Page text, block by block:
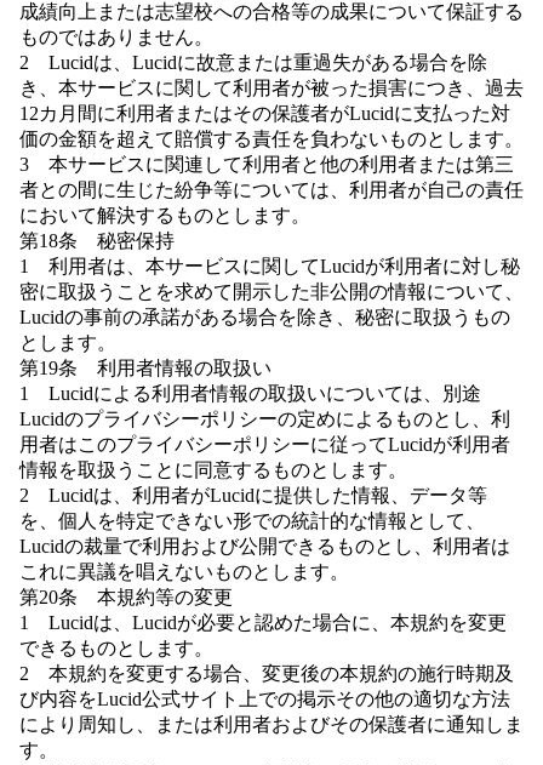
成績向上または志望校への合格等の成果について保証する
ものではありません。
2 Lucidは、Lucidに故意または重過失がある場合を除
き、本サービスに関して利用者が被った損害につき、過去
12カ月間に利用者またはその保護者がLucidに支払った対
価の金額を超えて賠償する責任を負わないものとします。
3 本サービスに関連して利用者と他の利用者または第三
者との間に生じた紛争等については、利用者が自己の責任
において解決するものとします。
第18条 秘密保持
1 利用者は、本サービスに関してLucidが利用者に対し秘
密に取扱うことを求めて開示した非公開の情報について、
Lucidの事前の承諾がある場合を除き、秘密に取扱うもの
とします。
第19条 利用者情報の取扱い
1 Lucidによる利用者情報の取扱いについては、別途
Lucidのプライバシーポリシーの定めによるものとし、利
用者はこのプライバシーポリシーに従ってLucidが利用者
情報を取扱うことに同意するものとします。
2 Lucidは、利用者がLucidに提供した情報、データ等
を、個人を特定できない形での統計的な情報として、
Lucidの裁量で利用および公開できるものとし、利用者は
これに異議を唱えないものとします。
第20条 本規約等の変更
1 Lucidは、Lucidが必要と認めた場合に、本規約を変更
できるものとします。
2 本規約を変更する場合、変更後の本規約の施行時期及
び内容をLucid公式サイト上での掲示その他の適切な方法
により周知し、または利用者およびその保護者に通知しま
す。